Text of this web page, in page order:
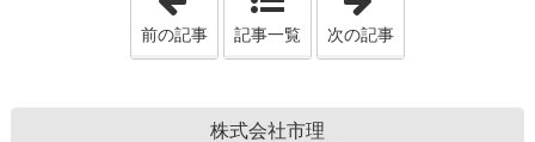
前の記事 記事一覧 次の記事
株式会社市理